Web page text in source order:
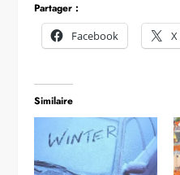
Partager :
Facebook
X
Similaire